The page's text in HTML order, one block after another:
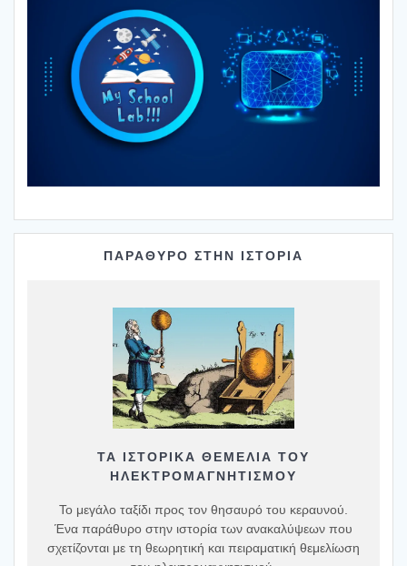
ΠΑΡΑΘΥΡΟ ΣΤΗΝ ΙΣΤΟΡΙΑ
ΤΑ ΙΣΤΟΡΙΚΆ ΘΕΜΈΛΙΑ ΤΟΥ
ΗΛΕΚΤΡΟΜΑΓΝΗΤΙΣΜΟΎ
Το μεγάλο ταξίδι προς τον θησαυρό του κεραυνού.
Ένα παράθυρο στην ιστορία των ανακαλύψεων που
σχετίζονται με τη θεωρητική και πειραματική θεμελίωση